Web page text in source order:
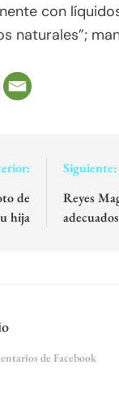
con
naturales”;
de
hija
Siguiente:
Reyes
adecuados
de Facebook